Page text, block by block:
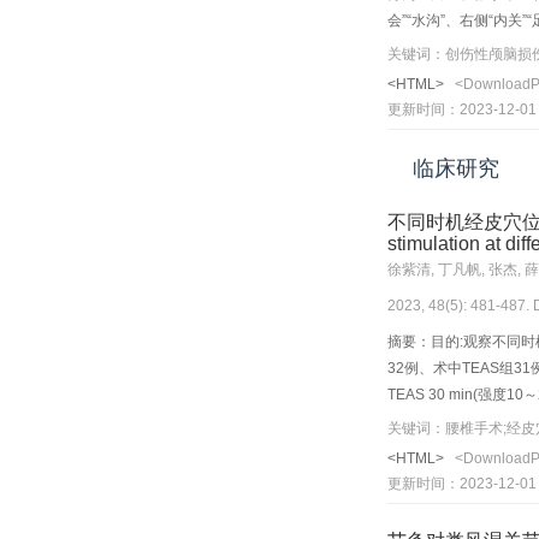
GPX4、FTH1蛋白表达
制心肌细胞“铁死亡”相
会”“水沟”、右侧“内关
预时长为15 min。采
组比较，模型组大鼠3
关键词：创伤性颅脑损
<HTML>
更新时间：2023-12-01
临床研究
不同时机经皮穴
stimulation at
徐紫清, 丁凡帆, 张杰,
2023, 48(5): 481-487.
摘要：目的:观察不同
32例、术中TEAS组31
TEAS 30 min(强度10
管前(T_1)、气管插管
高，在T_3时降低
术中TEAS组MAP在
关键词：腰椎手术;经
<HTML>
更新时间：2023-12-01